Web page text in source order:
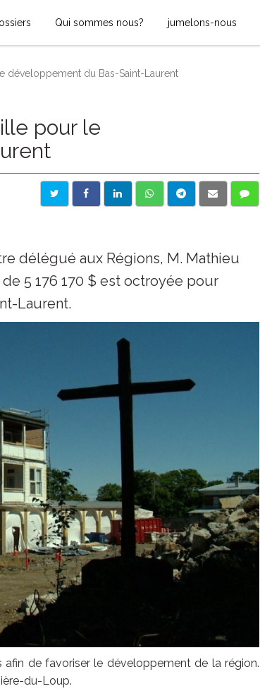
Qui sommes nous? jumelons-nous
du Bas-Saint-Laurent
pour le
délégué aux Régions, M. Mathieu
5 176 170 $ est octroyée pour
Laurent.
de favoriser le développement de la région.
du-Loup.